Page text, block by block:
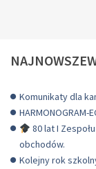
Komunikaty dla
HARMONOGRAM-
80 lat I
obchodów.
Kolejny rok